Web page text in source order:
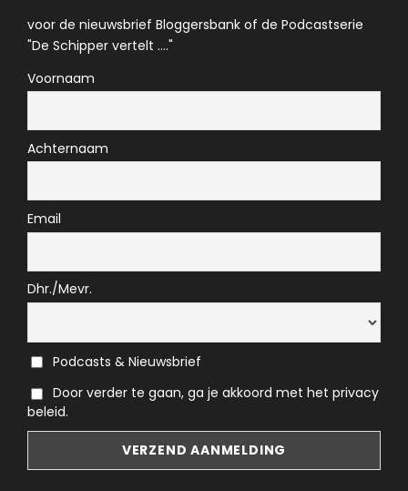
voor de nieuwsbrief Bloggersbank of de Podcastserie
"De Schipper vertelt ...."
Voornaam
Achternaam
Email
Dhr./Mevr.
Podcasts & Nieuwsbrief
Door verder te gaan, ga je akkoord met het privacy
beleid.